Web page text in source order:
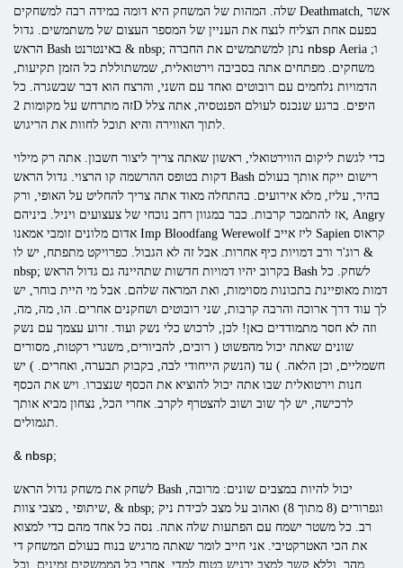
Deathmatch, אשר
בפעם אחת הצליח לנצח את העניין של המספר העצום של משתמשים. גדול
Bash nbsp Aeria ו;
משחקים. מפתחים אתה בסביבה וירטואלית, שמשתוללת כל הזמן תקיעות,
הדמויות נלחמים עם רובוטים ואחד עם השני, והרצח הוא דבר שבשגרה. כל
זה מתרחש על
מקומות 2D היפים. ברגע שנכנס לעולם הפנטסיה, אתה צלל
לתוך האווירה והיא תוכל לחוות את הריגוש.
כדי לגשת ליקום הווירטואלי, ראשון שאתה צריך ליצור חשבון. אתה רק מילוי
דקות בטופס ההרשמה קו הרצוי. גדול Bash רישום ייקח אותך בעולם
בהיר, עליז, מלא אירועים. בהתחלה מאוד אתה צריך להחליט על האופי, ורק
אז להתמכר קרבות. כבר במגוון רחב נוכחי של צעצועים ויניל. ביניהם, Angry
אדום מלונים זומבי Imp Bloodfang Werewolf ליז Sapien קראוס
רוג'ר ורב דמויות כיף אחרות. אבל זה לא הגבול. כפרויקט מתפתח, יש לו &
nbsp; בקרוב יהיו דמויות חדשות שתהיינה גם גדול Bash לשחק. כל
דמות מאופיינת בתכונות מסוימות, ואת המראה שלהם. אבל מי היית בוחר, יש
לך עוד דרך ארוכה והרבה קרבות, שני רובוטים ושחקנים אחרים. הו, מה, מה,
וזה לא חסר מתמודדים כאן! לכן, לרכוש כלי נשק ועוד. זרוע עצמך עם נשק
שונים שאתה יכול מהפשוט ( רובים, להביורים, משגרי רקטות, מסורים
חשמליים, וכן הלאה. ) עד (הנשק הייחודי לבה, בקבוק תבערה, ואחרים. ) יש
חנות וירטואלית שבו אתה יכול להוציא את הכסף שנצברו. ויש את הכסף
לרכישה, יש לך שוב ושוב להצטרף לקרב. אחרי הכל, נצחון מביא אותך
תגמולים.
& nbsp;
לשחק את משחק גדול Bash יכול להיות במצבים שונים: מרובה,
שיתופי , מצבי צוות, & nbsp; וגפרורים (8 מתוך 8) ואהוב על מצב לכידת ניק
רב. כל משטר ישמח עם הפתעות שלה אתה. נסה כל אחד מהם כדי למצוא
את הכי האטרקטיבי. אני חייב לומר שאתה מרגיש בנוח בעולם המשחק די
מהר, וללא קשר למצב ירגיש בטוח למדי. אחרי כל הממשקים זמינים, וכל